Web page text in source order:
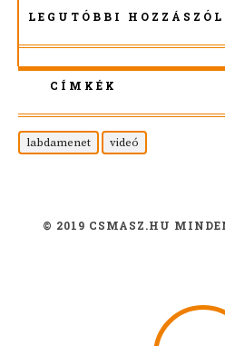
LEGUTÓBBI
CÍMKÉK
labdamenet videó
© 2019 CSMASZ.HU